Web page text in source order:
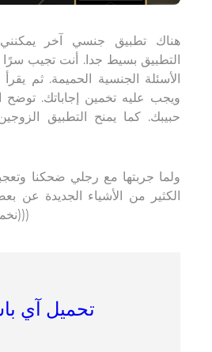
هناك تطبيق جنسي آخر
الأسئلة الجنسية الحميمة. ثم
ويجب عليه تخمين إجاباتك.
حبيبك. كما يمنح التطبيق
ولما جربتها مع رجلي ضحكنا
الكثير من الأشياء الجديدة عن
نخمن حتى نصف الإجابات)))
تحميل آي